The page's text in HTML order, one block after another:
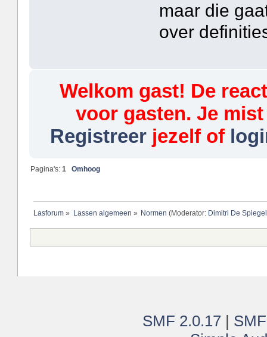
maar die
over
Welkom gast! De
voor gasten. Je
Registreerjezelf of
Pagina's:1 Omhoog
Lasforum» Lassen algemeen » Normen (Moderator: Dimitri De
SMF 2.0.17 |